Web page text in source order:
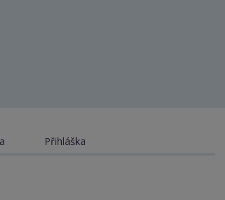
Přihláška